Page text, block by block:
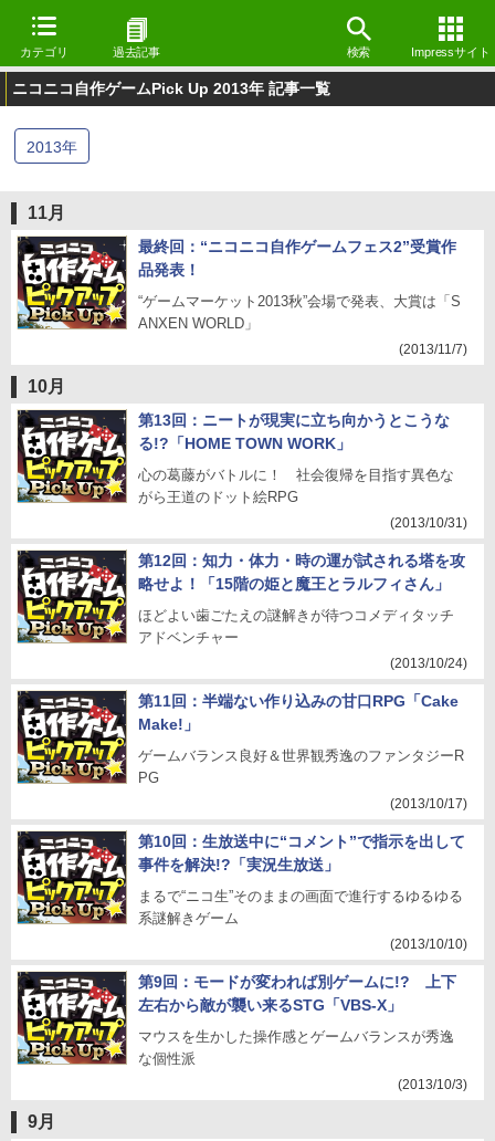
カテゴリ 過去記事 検索 Impressサイト
ニコニコ自作ゲームPick Up 2013年 記事一覧
2013年
11月
最終回：“ニコニコ自作ゲームフェス2”受賞作
品発表！
“ゲームマーケット2013秋”会場で発表、大賞は「S
ANXEN WORLD」
(2013/11/7)
10月
第13回：ニートが現実に立ち向かうとこうな
る!?「HOME TOWN WORK」
心の葛藤がバトルに！ 社会復帰を目指す異色な
がら王道のドット絵RPG
(2013/10/31)
第12回：知力・体力・時の運が試される塔を攻
略せよ！「15階の姫と魔王とラルフィさん」
ほどよい歯ごたえの謎解きが待つコメディタッチ
アドベンチャー
(2013/10/24)
第11回：半端ない作り込みの甘口RPG「Cake
Make!」
ゲームバランス良好＆世界観秀逸のファンタジーR
PG
(2013/10/17)
第10回：生放送中に“コメント”で指示を出して
事件を解決!?「実況生放送」
まるで“ニコ生”そのままの画面で進行するゆるゆる
系謎解きゲーム
(2013/10/10)
第9回：モードが変われば別ゲームに!? 上下
左右から敵が襲い来るSTG「VBS-X」
マウスを生かした操作感とゲームバランスが秀逸
な個性派
(2013/10/3)
9月